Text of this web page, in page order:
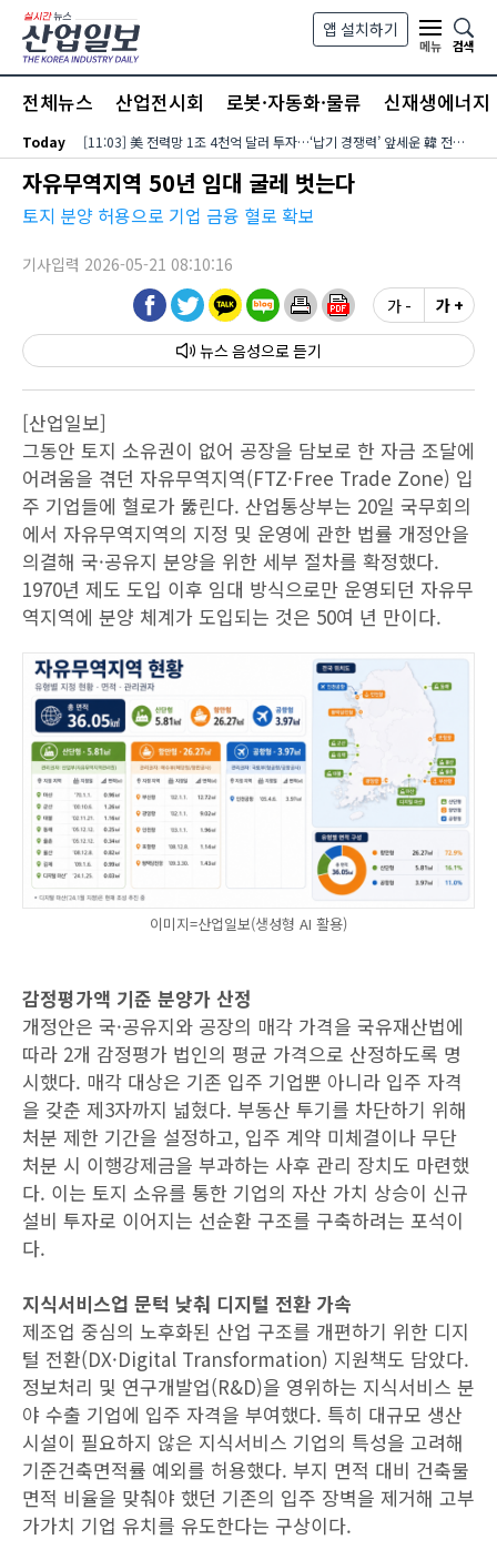
본문 바로가기
앱 설치하기
메뉴
검색
전체뉴스 산업전시회 로봇·자동화·물류 신재생에너지
Today [11:03] 美 전력망 1조 4천억 달러 투자…‘납기 경쟁력’ 앞세운 韓 전력기자재 수출 호조
자유무역지역 50년 임대 굴레 벗는다
토지 분양 허용으로 기업 금융 혈로 확보
기사입력 2026-05-21 08:10:16
뉴스 음성
가 - 가 +
[산업일보]
그동안 토지 소유권이 없어 공장을 담보로 한 자금 조달에
어려움을 겪던 자유무역지역(FTZ·Free Trade Zone) 입
주 기업들에 혈로가 뚫린다. 산업통상부는 20일 국무회의
에서 자유무역지역의 지정 및 운영에 관한 법률 개정안을
의결해 국·공유지 분양을 위한 세부 절차를 확정했다.
1970년 제도 도입 이후 임대 방식으로만 운영되던 자유무
역지역에 분양 체계가 도입되는 것은 50여 년 만이다.
이미지=산업일보(생성형 AI 활용)
감정평가액 기준 분양가 산정
개정안은 국·공유지와 공장의 매각 가격을 국유재산법에
따라 2개 감정평가 법인의 평균 가격으로 산정하도록 명
시했다. 매각 대상은 기존 입주 기업뿐 아니라 입주 자격
을 갖춘 제3자까지 넓혔다. 부동산 투기를 차단하기 위해
처분 제한 기간을 설정하고, 입주 계약 미체결이나 무단
처분 시 이행강제금을 부과하는 사후 관리 장치도 마련했
다. 이는 토지 소유를 통한 기업의 자산 가치 상승이 신규
설비 투자로 이어지는 선순환 구조를 구축하려는 포석이
다.
지식서비스업 문턱 낮춰 디지털 전환 가속
제조업 중심의 노후화된 산업 구조를 개편하기 위한 디지
털 전환(DX·Digital Transformation) 지원책도 담았다.
정보처리 및 연구개발업(R&D)을 영위하는 지식서비스 분
야 수출 기업에 입주 자격을 부여했다. 특히 대규모 생산
시설이 필요하지 않은 지식서비스 기업의 특성을 고려해
기준건축면적률 예외를 허용했다. 부지 면적 대비 건축물
면적 비율을 맞춰야 했던 기존의 입주 장벽을 제거해 고부
가가치 기업 유치를 유도한다는 구상이다.